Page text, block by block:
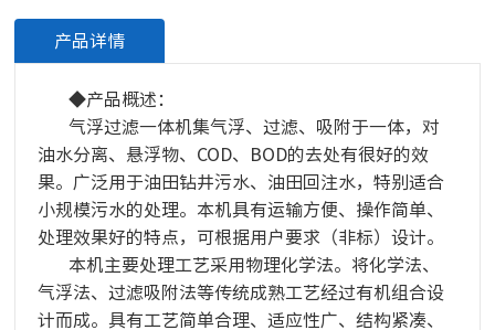
产品详情
◆产品概述：
气浮过滤一体机集气浮、过滤、吸附于一体，对
油水分离、悬浮物、COD、BOD的去处有很好的效
果。广泛用于油田钻井污水、油田回注水，特别适合
小规模污水的处理。本机具有运输方便、操作简单、
处理效果好的特点，可根据用户要求（非标）设计。
本机主要处理工艺采用物理化学法。将化学法、
气浮法、过滤吸附法等传统成熟工艺经过有机组合设
计而成。具有工艺简单合理、适应性广、结构紧凑、